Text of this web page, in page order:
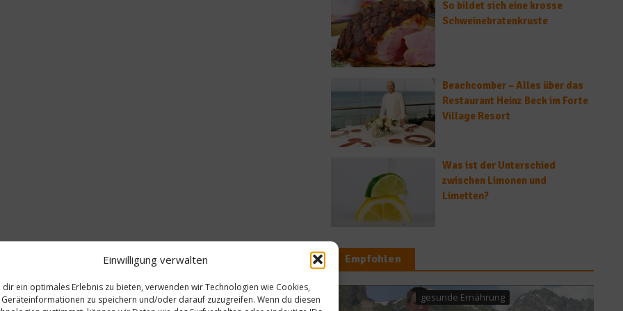
Einwilligung verwalten
dir ein optimales Erlebnis zu bieten, verwenden wir Technologien wie Cookies,
Geräteinformationen zu speichern und/oder darauf zuzugreifen. Wenn du diesen
So bildet sich eine krosse
Schweinebratenkruste
Beachcomber – Alles über das
Restaurant Heinz Beck im Forte
Village Resort
Was ist der Unterschied
zwischen Limonen und
Limetten?
Empfohlen
gesunde Ernährung